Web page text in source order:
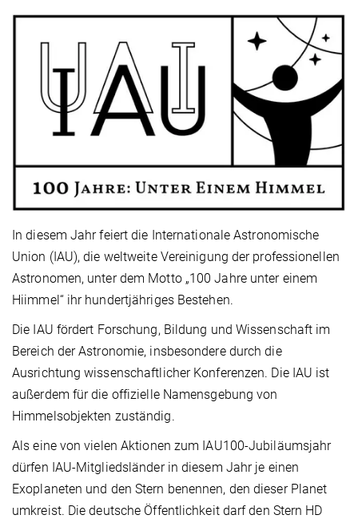
In diesem Jahr feiert die Internationale Astronomische
Union (IAU), die weltweite Vereinigung der professionellen
Astronomen, unter dem Motto „100 Jahre unter einem
Hiimmel“ ihr hundertjähriges Bestehen.
Die IAU fördert Forschung, Bildung und Wissenschaft im
Bereich der Astronomie, insbesondere durch die
Ausrichtung wissenschaftlicher Konferenzen. Die IAU ist
außerdem für die offizielle Namensgebung von
Himmelsobjekten zuständig.
Als eine von vielen Aktionen zum IAU100-Jubiläumsjahr
dürfen IAU-Mitgliedsländer in diesem Jahr je einen
Exoplaneten und den Stern benennen, den dieser Planet
umkreist. Die deutsche Öffentlichkeit darf den Stern HD